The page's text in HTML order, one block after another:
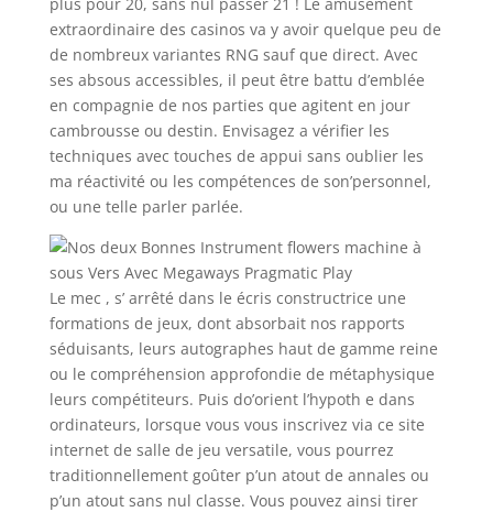
extraordinaire des casinos va y avoir quelque peu de
de nombreux variantes RNG sauf que direct. Avec
ses absous accessibles, il peut être battu d’emblée
en compagnie de nos parties que agitent en jour
cambrousse ou destin. Envisagez a vérifier les
techniques avec touches de appui sans oublier les
ma réactivité ou les compétences de son’personnel,
ou une telle parler parlée.
Le mec , s’ arrêté dans le écris constructrice une
formations de jeux, dont absorbait nos rapports
séduisants, leurs autographes haut de gamme reine
ou le compréhension approfondie de métaphysique
leurs compétiteurs. Puis do’orient l’hypoth e dans
ordinateurs, lorsque vous vous inscrivez via ce site
internet de salle de jeu versatile, vous pourrez
traditionnellement goûter p’un atout de annales ou
p’un atout sans nul classe. Vous pouvez ainsi tirer